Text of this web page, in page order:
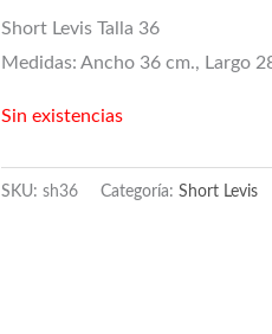
Short Levis Talla 36
Medidas: Ancho 36 cm., Largo
Sin existencias
SKU: sh36 Categoría: Short Levis